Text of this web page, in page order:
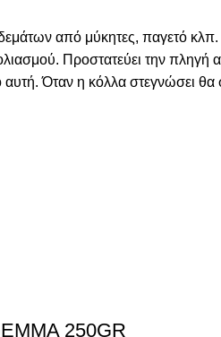
από μύκητες, παγετό κλπ.
Προστατεύει την πληγή
Όταν η κόλλα στεγνώσει θα
250GR